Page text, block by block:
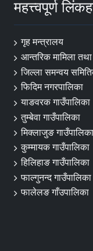
महत्त्वपूर्ण
गृह मन्त्रालय
आन्तरिक मामिला
जिल्ला समन्वय
फिदिम नगरपालिका
याङवरक गाउँपालिका
तुम्बेवा गाउँपालिका
मिक्लाजुङ गाउँपालिका
कुम्मायक गाउँपालिका
हिलिहाङ गाउँपालिका
फाल्गुनन्द गाउँपालिका
फालेलङ गाँउपालिका